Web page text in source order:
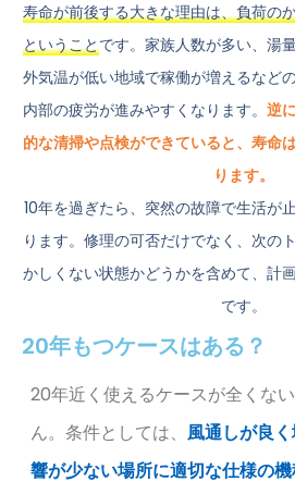
寿命が前後する大きな理由は、負荷の
ということです。家族人数が多い、湯
外気温が低い地域で稼働が増えるなど
内部の疲労が進みやすくなります。 逆
的な清掃や点検ができていると、寿命
ります。
10年を過ぎたら、突然の故障で生活が
ります。修理の可否だけでなく、次の
かしくない状態かどうかを含めて、計
です。
20年もつケースはある？
20年近く使えるケースが全くな
ん。条件としては、 風通しが良
響が少ない場所に適切な仕様の機